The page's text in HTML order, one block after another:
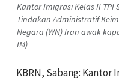
Kantor Imigrasi Kelas II
Tindakan Administratif
Negara (WN) Iran awak
IM)
KBRN, Sabang: Kantor